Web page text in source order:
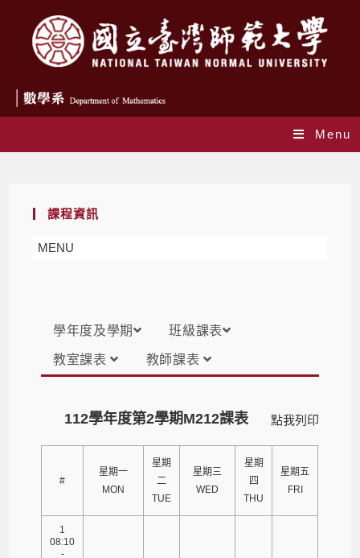
Menu
課程資訊
MENU
學年度及學期 班級課表
教室課表 教師課表
點我列印
112學年度第2學期M212課表
#
星期一
MON
星期
二
TUE
星期三
WED
星期
四
THU
星期五
FRI
1
08:10
-